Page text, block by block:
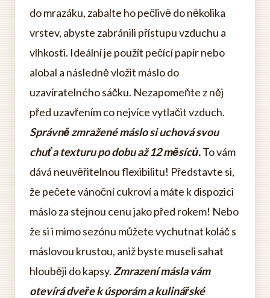
do mrazáku, zabalte ho pečlivě do několika
vrstev, abyste zabránili přístupu vzduchu a
vlhkosti. Ideální je použít pečící papír nebo
alobal a následně vložit máslo do
uzavíratelného sáčku. Nezapomeňte z něj
před uzavřením co nejvíce vytlačit vzduch.
Správně zmražené máslo si uchová svou
chuť a texturu po dobu až 12 měsíců.To vám
dává neuvěřitelnou flexibilitu! Představte si,
že pečete vánoční cukroví a máte k dispozici
máslo za stejnou cenu jako před rokem! Nebo
že si i mimo sezónu můžete vychutnat koláč s
máslovou krustou, aniž byste museli sahat
hlouběji do kapsy. Zmrazení másla vám
otevírá dveře k úsporám a kulinářské